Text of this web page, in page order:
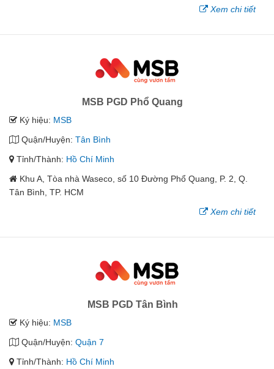
Xem chi tiết
MSB PGD Phổ Quang
Ký hiệu: MSB
Quận/Huyện: Tân Bình
Tỉnh/Thành: Hồ Chí Minh
Khu A, Tòa nhà Waseco, số 10 Đường Phổ Quang, P. 2, Q.
Tân Bình, TP. HCM
Xem chi tiết
MSB PGD Tân Bình
Ký hiệu: MSB
Quận/Huyện: Quận 7
Tỉnh/Thành: Hồ Chí Minh